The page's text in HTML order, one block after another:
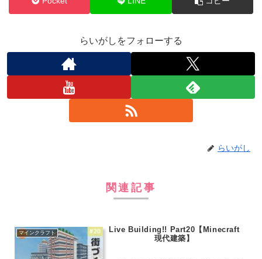
らいがしをフォローする
らいがし
関連記事
マインクラフト
Live Building!! Part20【Minecraft
現代建築】